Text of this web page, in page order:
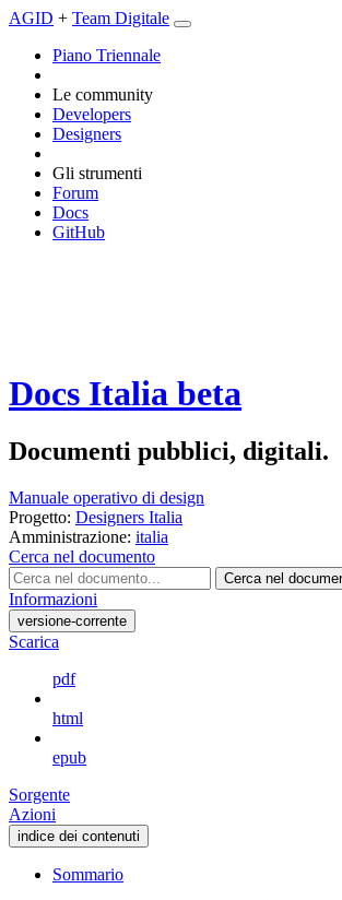
AGID + Team Digitale
Piano Triennale
Le community
Developers
Designers
Gli strumenti
Forum
Docs
GitHub
Docs Italia beta
Documenti pubblici, digitali.
Manuale operativo di design
Progetto: Designers Italia
Amministrazione: italia
Cerca nel documento
Cerca nel
Informazioni
versione-corrente
Scarica
pdf
html
epub
Sorgente
Azioni
indice dei contenuti
Sommario